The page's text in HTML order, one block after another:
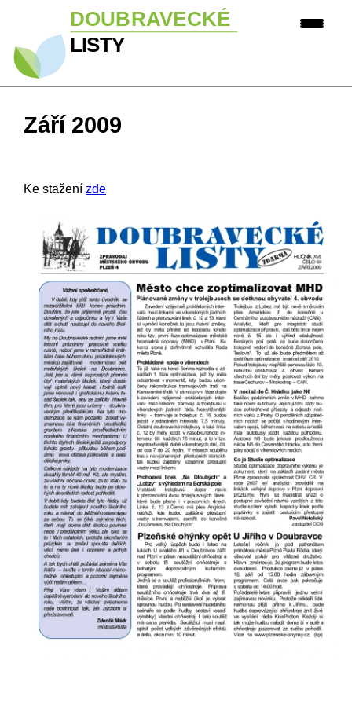
Září 2009
Ke stažení zde